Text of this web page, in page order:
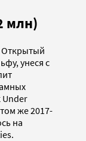
млн)
Открытый
унеся с
Under
же 2017-
на